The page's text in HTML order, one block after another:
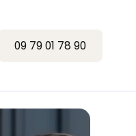
09 79 01 78 90